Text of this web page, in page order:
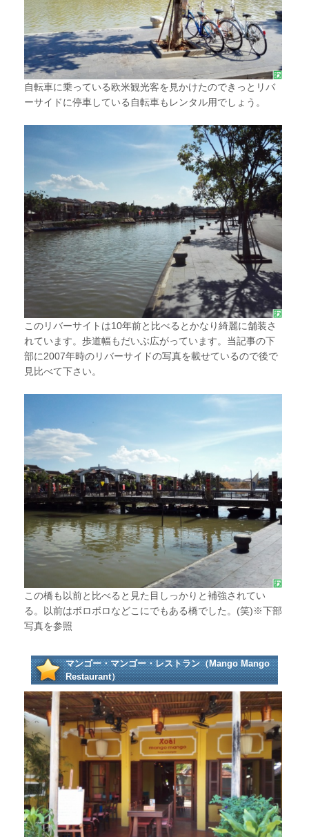
自転車に乗っている欧米観光客を見かけたのできっとリバ
ーサイドに停車している自転車もレンタル用でしょう。
このリバーサイトは10年前と比べるとかなり綺麗に舗装さ
れています。歩道幅もだいぶ広がっています。当記事の下
部に2007年時のリバーサイドの写真を載せているので後で
見比べて下さい。
この橋も以前と比べると見た目しっかりと補強されてい
る。以前はボロボロなどこにでもある橋でした。(笑)※下部
写真を参照
マンゴー・マンゴー・レストラン（Mango Mango
Restaurant）